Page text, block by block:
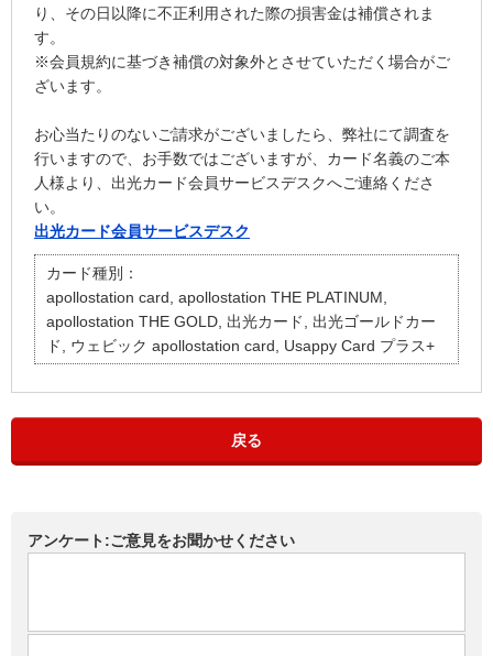
り、その日以降に不正利用された際の損害金は補償されま
す。
※会員規約に基づき補償の対象外とさせていただく場合がご
ざいます。
お心当たりのないご請求がございましたら、弊社にて調査を
行いますので、お手数ではございますが、カード名義のご本
人様より、出光カード会員サービスデスクへご連絡くださ
い。
出光カード会員サービスデスク
カード種別：
apollostation card, apollostation THE PLATINUM,
apollostation THE GOLD, 出光カード, 出光ゴールドカー
ド, ウェビック apollostation card, Usappy Card プラス+
戻る
アンケート:ご意見をお聞かせください